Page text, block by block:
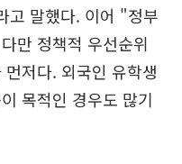
고 말했다. 이어 "정부
만 정책적 우선순위
저다. 외국인 유학생
목적인 경우도 많기